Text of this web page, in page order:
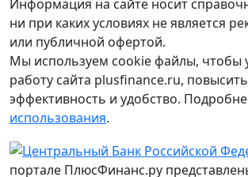
Информация на сайте носит
ни при каких условиях не является
или публичной офертой.
Мы используем cookie файлы, чтобы
работу сайта plusfinance.ru,
эффективность и удобство.
использования.
портале ПлюсФинанс.ру